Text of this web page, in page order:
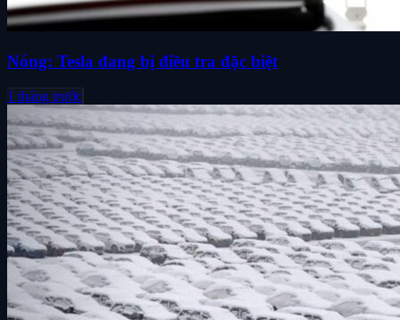
Nóng: Tesla đang bị điều tra đặc biệt
1 tháng trước